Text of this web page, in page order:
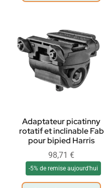
Adaptateur picatinny
rotatif et inclinable Fab
pour bipied Harris
98,71 €
-5% de remise aujourd'hui